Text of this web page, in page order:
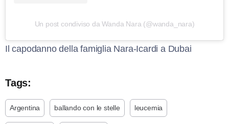
Un post condiviso da Wanda Nara (@wanda_nara)
Il capodanno della famiglia Nara-Icardi a Dubai
Tags:
Argentina ballando con le stelle leucemia